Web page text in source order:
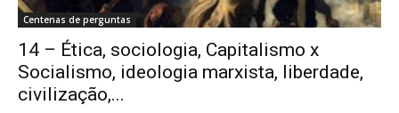
Centenas de perguntas
14 – Ética, sociologia, Capitalismo x
Socialismo, ideologia marxista, liberdade,
civilização,...